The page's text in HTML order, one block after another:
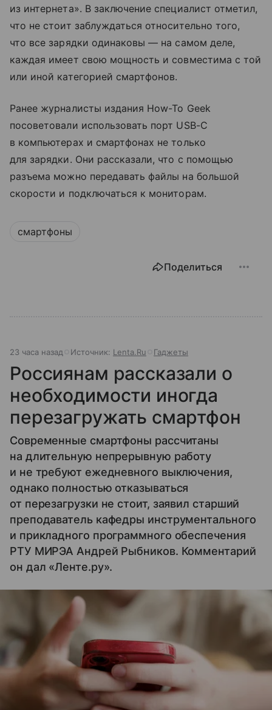
из интернета». В заключение специалист отметил,
что не стоит заблуждаться относительно того,
что все зарядки одинаковы — на самом деле,
каждая имеет свою мощность и совместима с той
или иной категорией смартфонов.
Ранее журналисты издания How-To Geek
посоветовали использовать порт USB-C
в компьютерах и смартфонах не только
для зарядки. Они рассказали, что с помощью
разъема можно передавать файлы на большой
скорости и подключаться к мониторам.
смартфоны
Поделиться
23 часа назад Источник: Lenta.Ru Гаджеты
Россиянам рассказали о
необходимости иногда
перезагружать смартфон
Современные смартфоны рассчитаны
на длительную непрерывную работу
и не требуют ежедневного выключения,
однако полностью отказываться
от перезагрузки не стоит, заявил старший
преподаватель кафедры инструментального
и прикладного программного обеспечения
РТУ МИРЭА Андрей Рыбников. Комментарий
он дал «Ленте.ру».